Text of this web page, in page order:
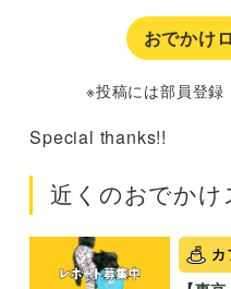
おでかけ
※投稿には部員登録
Special thanks!!
近くのおでかけ
カ